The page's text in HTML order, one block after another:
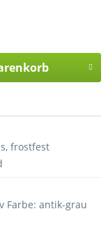
frostfest
Farbe: antik-grau